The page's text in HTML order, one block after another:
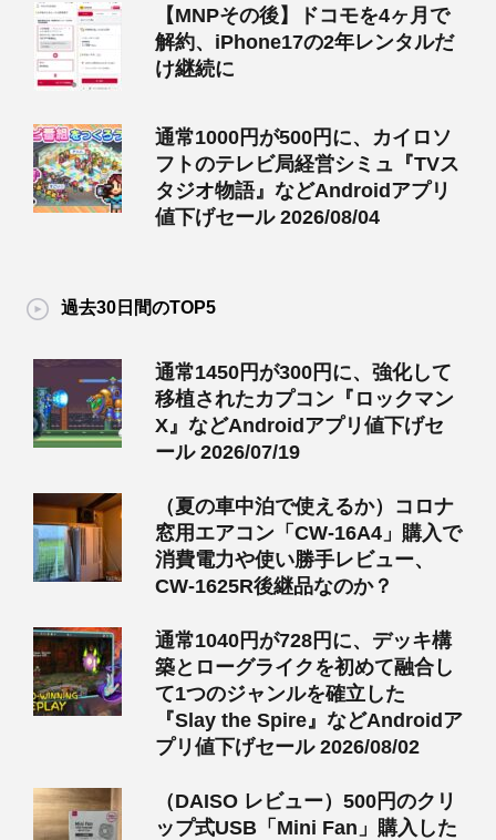
【MNPその後】ドコモを4ヶ月で
解約、iPhone17の2年レンタルだ
け継続に
通常1000円が500円に、カイロソ
フトのテレビ局経営シミュ『TVス
タジオ物語』などAndroidアプリ
値下げセール 2026/08/04
過去30日間のTOP5
通常1450円が300円に、強化して
移植されたカプコン『ロックマン
X』などAndroidアプリ値下げセ
ール 2026/07/19
（夏の車中泊で使えるか）コロナ
窓用エアコン「CW-16A4」購入で
消費電力や使い勝手レビュー、
CW-1625R後継品なのか？
通常1040円が728円に、デッキ構
築とローグライクを初めて融合し
て1つのジャンルを確立した
『Slay the Spire』などAndroidア
プリ値下げセール 2026/08/02
（DAISO レビュー）500円のクリ
ップ式USB「Mini Fan」購入した